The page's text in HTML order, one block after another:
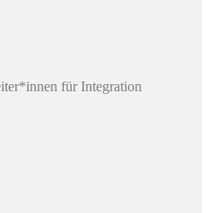
für Integration